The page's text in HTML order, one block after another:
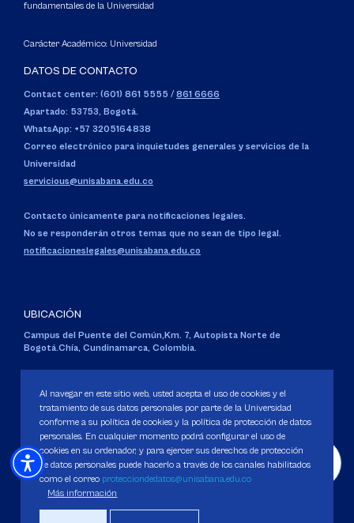
fundamentales de la Universidad
Carácter Académico: Universidad
DATOS DE CONTACTO
Contact center: (601) 861 5555 / 861 6666
Apartado: 53753, Bogotá.
WhatsApp: +57 3205164838
Correo electrónico para inquietudes generales y servicios de la
Universidad
servicious@unisabana.edu.co
Contacto únicamente para notificaciones legales.
No se responderán otros temas que no sean de tipo legal.
notificacioneslegales@unisabana.edu.co
UBICACIÓN
Campus del Puente del Común,Km. 7, Autopista Norte de
Bogotá.Chía, Cundinamarca, Colombia.
Personería Jurídica:Resolución 130 del 14 de enero de 1980.
Ministerio de Educación Nacional.
Política de Protección de datos
Al navegar en este sitio web, usted acepta el uso de cookies y el
tratamiento de sus datos personales por parte de la Universidad
conforme a su política de cookies y la política de protección de datos
personales. En cualquier momento podrá configurar el uso de
cookies en su ordenador, y para ejercer sus derechos de protección
de datos personales puede hacerlo a través de los canales habilitados
como el correo protecciondedatos@unisabana.edu.co
Más información